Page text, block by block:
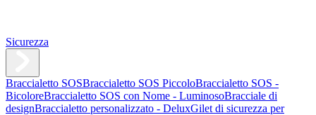
Sicurezza
Braccialetto SOSBraccialetto SOS PiccoloBraccialetto SOS -
BicoloreBraccialetto SOS con Nome - LuminosoBracciale di
designBraccialetto personalizzato - DeluxGilet di sicurezza per